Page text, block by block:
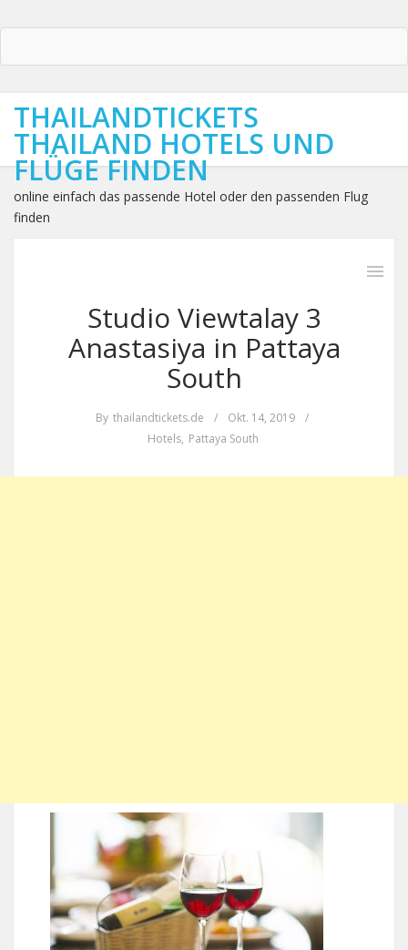
THAILANDTICKETS
THAILAND HOTELS UND
FLÜGE FINDEN
online einfach das passende Hotel oder den passenden Flug
finden
Studio Viewtalay 3
Anastasiya in Pattaya
South
By thailandtickets.de / Okt. 14, 2019
/
Hotels, Pattaya South